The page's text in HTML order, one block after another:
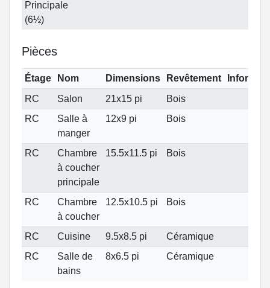
Principale
(6½)
Pièces
Étage Nom Dimensions Revêtement
RC
Salon 21x15 pi
Bois
RC
Salle à
manger
12x9 pi Bois
RC
Chambre
à coucher
principale
15.5x11.5 pi Bois
RC
Chambre
à coucher
12.5x10.5 pi Bois
RC Cuisine 9.5x8.5 pi
Céramique
RC
Salle de
bains
8x6.5 pi Céramique